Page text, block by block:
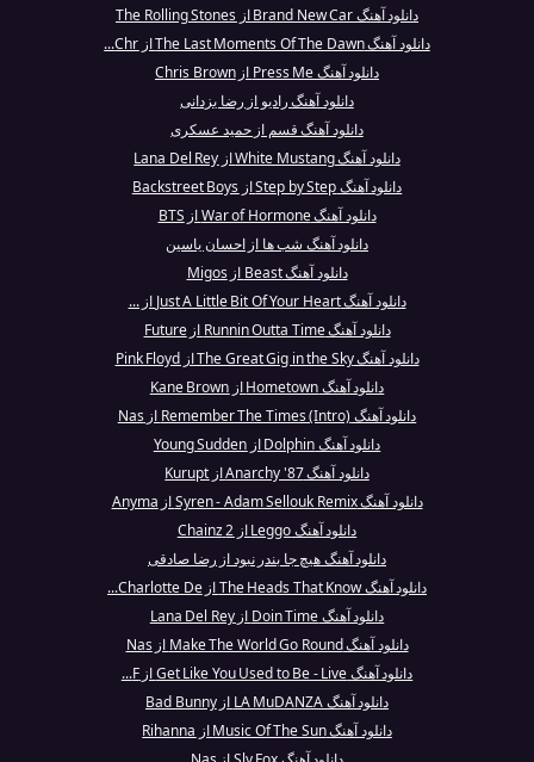
دانلود آهنگ Brand New Car از The Rolling Stones
دانلود آهنگ The Last Moments Of The Dawn از Chr...
دانلود آهنگ Press Me از Chris Brown
دانلود آهنگ رادیو از رضا یزدانی
دانلود آهنگ قسم از حمید عسکری
دانلود آهنگ White Mustang از Lana Del Rey
دانلود آهنگ Step by Step از Backstreet Boys
دانلود آهنگ War of Hormone از BTS
دانلود آهنگ شب ها از احسان یاسین
دانلود آهنگ Beast از Migos
دانلود آهنگ Just A Little Bit Of Your Heart از ...
دانلود آهنگ Runnin Outta Time از Future
دانلود آهنگ The Great Gig in the Sky از Pink Floyd
دانلود آهنگ Hometown از Kane Brown
دانلود آهنگ Remember The Times (Intro) از Nas
دانلود آهنگ Dolphin از Young Sudden
دانلود آهنگ Anarchy '87 از Kurupt
دانلود آهنگ Syren - Adam Sellouk Remix از Anyma
دانلود آهنگ Leggo از 2 Chainz
دانلود آهنگ هیچ جا بندر نبود از رضا صادقی
دانلود آهنگ The Heads That Know از Charlotte De...
دانلود آهنگ Doin Time از Lana Del Rey
دانلود آهنگ Make The World Go Round از Nas
دانلود آهنگ Get Like You Used to Be - Live از F...
دانلود آهنگ LA MuDANZA از Bad Bunny
دانلود آهنگ Music Of The Sun از Rihanna